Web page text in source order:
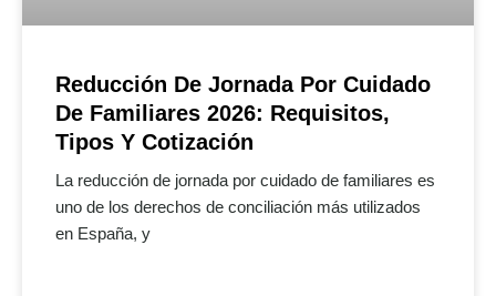
Reducción De Jornada Por Cuidado
De Familiares 2026: Requisitos,
Tipos Y Cotización
La reducción de jornada por cuidado de familiares es
uno de los derechos de conciliación más utilizados
en España, y